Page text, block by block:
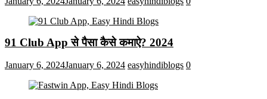
91 Club App से पैसा कैसे कमाऐ? 2024
January 6, 2024January 6, 2024 easyhindiblogs 0